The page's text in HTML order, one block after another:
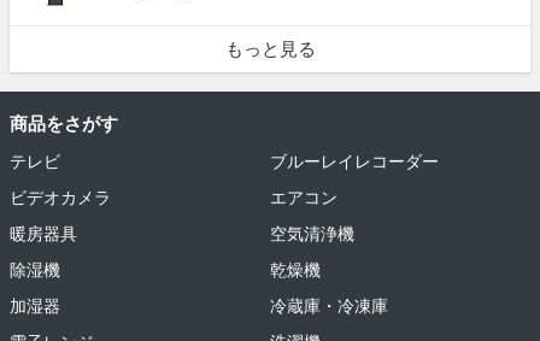
もっと見る
商品をさがす
テレビ
ブルーレイレコーダー
ビデオカメラ
エアコン
暖房器具
空気清浄機
除湿機
乾燥機
加湿器
冷蔵庫・冷凍庫